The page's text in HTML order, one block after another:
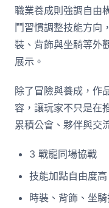
職業養成則強調自由
鬥習慣調整技能方向
裝、背飾與坐騎等外
展示。
除了冒險與養成，作
容，讓玩家不只是在
累積公會、夥伴與交
3 戰寵同場協戰
技能加點自由度高
時裝、背飾、坐